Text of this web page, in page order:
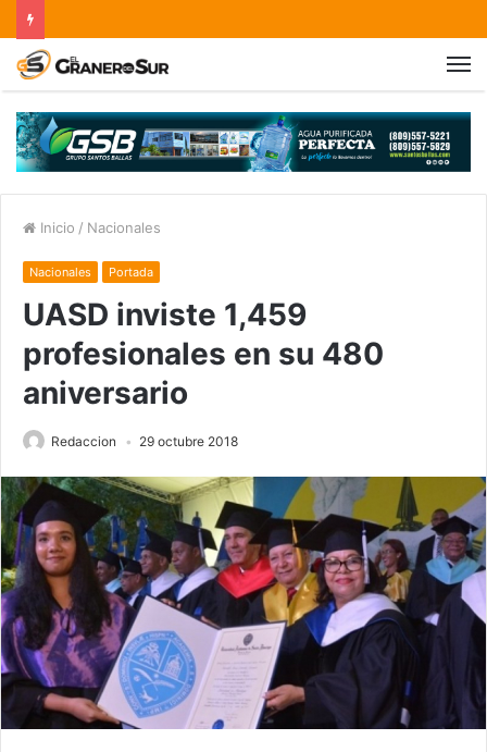
Inicio / Nacionales
Nacionales Portada
UASD inviste 1,459
profesionales en su 480
aniversario
Redaccion 29 octubre 2018